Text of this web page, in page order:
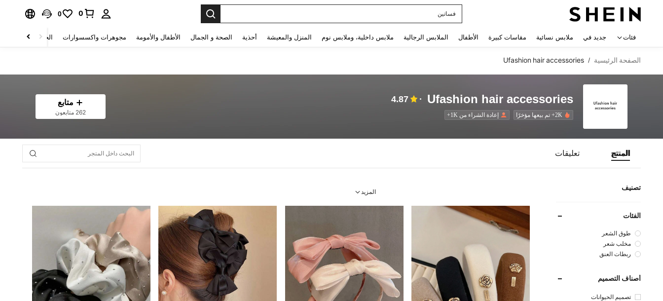
فساتين
0
0
فئات جديد في ملابس نسائية مقاسات كبيرة الأطفال الملابس الرجالية ملابس داخلية، وملابس نوم المنزل والمعيشة أحذية الصحة و الجمال الأطفال والأمومة مجوهرات واكسسوارات الحقائب والأمتعة
الصفحة الرئيسية /
Ufashion hair accessories
Ufashion hair accessories
4.87
2K+ تم بيعها مؤخرًا إعادة الشراء من 1K+
متابع
262 متابعون
المنتج تعليقات
تصنيف
الفئات
طوق الشعر
مخلب شعر
ربطات العنق
أصناف التصميم
تصميم الحيوانات
المزيد